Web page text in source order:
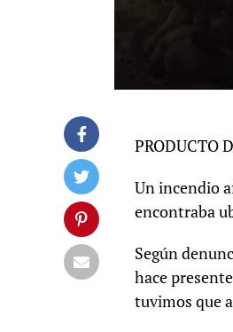
PRODUCTO
Un incendio
encontraba
Según
hace
tuvimos que